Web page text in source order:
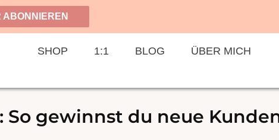
ABONNIEREN
SHOP 1:1 BLOG ÜBER MICH
gewinnst du neue